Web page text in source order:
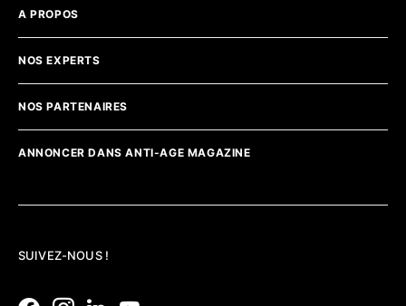
A PROPOS
NOS EXPERTS
NOS PARTENAIRES
ANNONCER DANS ANTI-AGE MAGAZINE
SUIVEZ-NOUS !